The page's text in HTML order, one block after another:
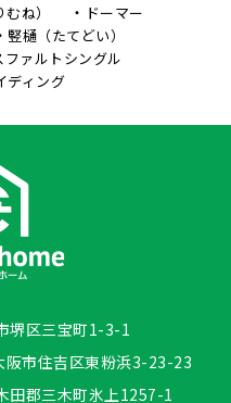
ね）
ドーマー
竪樋（たてどい）
ファルトシングル
ディング
区三宝町1-3-1
市住吉区東粉浜3-23-23
郡三木町氷上1257-1